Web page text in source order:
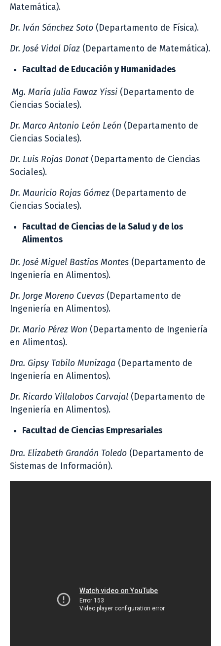
Matemática).
Dr. Iván Sánchez Soto (Departamento de Física).
Dr. José Vidal Díaz (Departamento de Matemática).
Facultad de Educación y Humanidades
Mg. María Julia Fawaz Yissi (Departamento de
Ciencias Sociales).
Dr. Marco Antonio León León (Departamento de
Ciencias Sociales).
Dr. Luis Rojas Donat (Departamento de Ciencias
Sociales).
Dr. Mauricio Rojas Gómez (Departamento de
Ciencias Sociales).
Facultad de Ciencias de la Salud y de los
Alimentos
Dr. José Miguel Bastías Montes (Departamento de
Ingeniería en Alimentos).
Dr. Jorge Moreno Cuevas (Departamento de
Ingeniería en Alimentos).
Dr. Mario Pérez Won (Departamento de Ingeniería
en Alimentos).
Dra. Gipsy Tabilo Munizaga (Departamento de
Ingeniería en Alimentos).
Dr. Ricardo Villalobos Carvajal (Departamento de
Ingeniería en Alimentos).
Facultad de Ciencias Empresariales
Dra. Elizabeth Grandón Toledo (Departamento de
Sistemas de Información).